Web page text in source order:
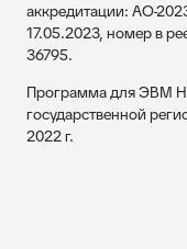
аккредитации: АО-
17.05.2023, номер в
36795.
Программа для ЭВМ
государственной
2022 г.